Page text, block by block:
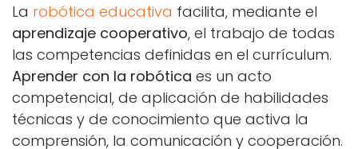
La robótica educativa facilita, mediante el
aprendizaje cooperativo, el trabajo de todas
las competencias definidas en el currículum.
Aprender con la robótica es un acto
competencial, de aplicación de habilidades
técnicas y de conocimiento que activa la
comprensión, la comunicación y cooperación.